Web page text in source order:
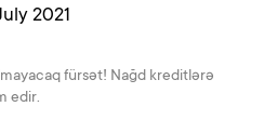
2021
fürsət! Nağd kreditlərə
edir.